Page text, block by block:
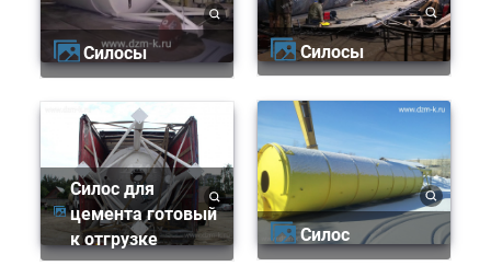
Силосы
Силос для
цемента готовый
к отгрузке
Силосы
Силос